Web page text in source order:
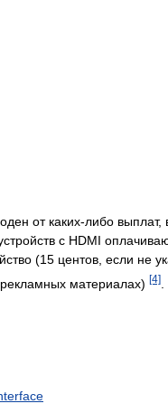
от каких-либо выплат,
с HDMI
(15 центов, если не
материалах) [4]